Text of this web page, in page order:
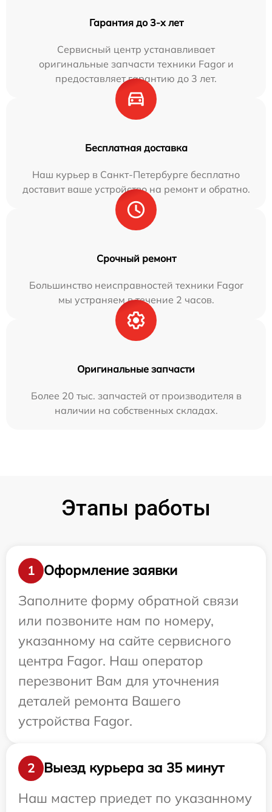
Гарантия до 3-х лет
Сервисный центр устанавливает
оригинальные запчасти техники Fagor и
предоставляет гарантию до 3 лет.
Бесплатная доставка
Наш курьер в Санкт-Петербурге бесплатно
доставит ваше устройство на ремонт и обратно.
Срочный ремонт
Большинство неисправностей техники Fagor
мы устраняем в течение 2 часов.
Оригинальные запчасти
Более 20 тыс. запчастей от производителя в
наличии на собственных складах.
Этапы работы
1
Оформление заявки
Заполните форму обратной связи
или позвоните нам по номеру,
указанному на сайте сервисного
центра Fagor. Наш оператор
перезвонит Вам для уточнения
деталей ремонта Вашего
устройства Fagor.
2
Выезд курьера за 35 минут
Наш мастер приедет по указанному